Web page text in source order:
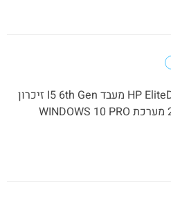
מחשב נייח HP EliteDesk 800 G2 SFF מעבד I5 6th Gen זיכרון